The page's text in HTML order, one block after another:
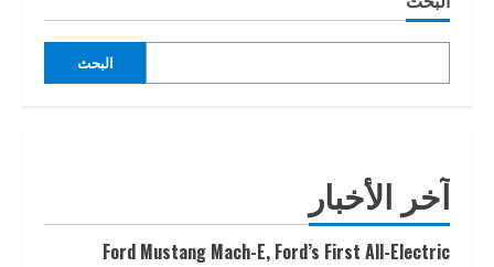
البحث
آخر الأخبار
Ford Mustang Mach-E, Ford’s First All-Electric